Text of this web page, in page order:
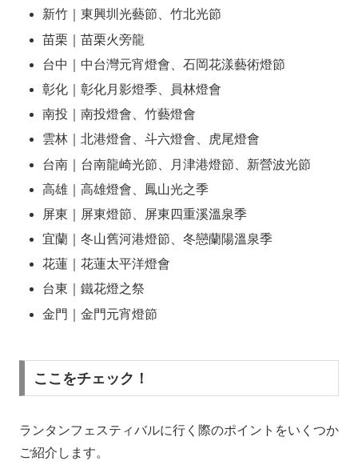
新竹｜東興圳光藝節、竹北光節
苗栗｜苗栗火旁龍
台中｜中台灣元宵燈會、石岡花漾藝術燈節
彰化｜彰化月影燈季、員林燈會
南投｜南投燈會、竹藝燈會
雲林｜北港燈會、斗六燈會、虎尾燈會
台南｜台南龍崎光節、月津港燈節、新營波光節
高雄｜高雄燈會、鳳山光之季
屏東｜屏東燈節、屏東四重溪溫泉季
宜蘭｜冬山舊河港燈節、冬戀蘭陽溫泉季
花蓮｜花蓮太平洋燈會
台東｜鐵花燈之祭
金門｜金門元宵燈節
ここをチェック！
ランタンフェスティバルに行く際のポイントをいくつか
ご紹介します。